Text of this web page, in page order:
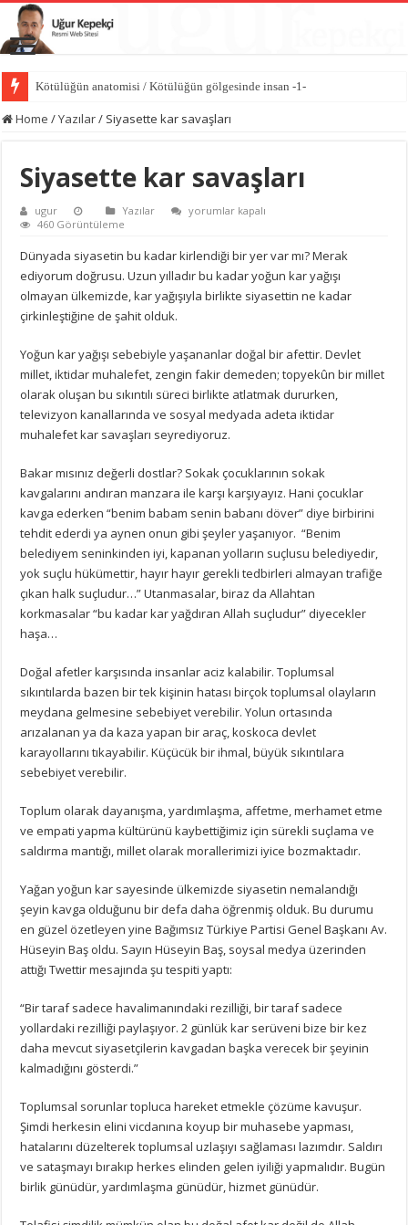
Kötülüğün anatomisi / Kötülüğün gölgesinde insan -1-
Home /Yazılar/ Siyasette kar savaşları
Siyasette kar savaşları
ugur Yazılar
Siyasette
için
yorumlar kapalı
460 Görüntüleme
Dünyada siyasetin bu kadar kirlendiği bir yer var mı? Merak
ediyorum doğrusu. Uzun yılladır bu kadar yoğun kar yağışı
olmayan ülkemizde, kar yağışıyla birlikte siyasettin ne kadar
çirkinleştiğine de şahit olduk.
Yoğun kar yağışı sebebiyle yaşananlar doğal bir afettir. Devlet
millet, iktidar muhalefet, zengin fakir demeden; topyekûn bir millet
olarak oluşan bu sıkıntılı süreci birlikte atlatmak dururken,
televizyon kanallarında ve sosyal medyada adeta iktidar
muhalefet kar savaşları seyrediyoruz.
Bakar mısınız değerli dostlar? Sokak çocuklarının sokak
kavgalarını andıran manzara ile karşı karşıyayız. Hani çocuklar
kavga ederken “benim babam senin babanı döver” diye birbirini
tehdit ederdi ya aynen onun gibi şeyler yaşanıyor. “Benim
belediyem seninkinden iyi, kapanan yolların suçlusu belediyedir,
yok suçlu hükümettir, hayır hayır gerekli tedbirleri almayan trafiğe
çıkan halk suçludur…” Utanmasalar, biraz da Allahtan
korkmasalar “bu kadar kar yağdıran Allah suçludur” diyecekler
haşa…
Doğal afetler karşısında insanlar aciz kalabilir. Toplumsal
sıkıntılarda bazen bir tek kişinin hatası birçok toplumsal olayların
meydana gelmesine sebebiyet verebilir. Yolun ortasında
arızalanan ya da kaza yapan bir araç, koskoca devlet
karayollarını tıkayabilir. Küçücük bir ihmal, büyük sıkıntılara
sebebiyet verebilir.
Toplum olarak dayanışma, yardımlaşma, affetme, merhamet etme
ve empati yapma kültürünü kaybettiğimiz için sürekli suçlama ve
saldırma mantığı, millet olarak morallerimizi iyice bozmaktadır.
Yağan yoğun kar sayesinde ülkemizde siyasetin nemalandığı
şeyin kavga olduğunu bir defa daha öğrenmiş olduk. Bu durumu
en güzel özetleyen yine Bağımsız Türkiye Partisi Genel Başkanı Av.
Hüseyin Baş oldu. Sayın Hüseyin Baş, soysal medya üzerinden
attığı Twettir mesajında şu tespiti yaptı:
“Bir taraf sadece havalimanındaki rezilliği, bir taraf sadece
yollardaki rezilliği paylaşıyor. 2 günlük kar serüveni bize bir kez
daha mevcut siyasetçilerin kavgadan başka verecek bir şeyinin
kalmadığını gösterdi.”
Toplumsal sorunlar topluca hareket etmekle çözüme kavuşur.
Şimdi herkesin elini vicdanına koyup bir muhasebe yapması,
hatalarını düzelterek toplumsal uzlaşıyı sağlaması lazımdır. Saldırı
ve sataşmayı bırakıp herkes elinden gelen iyiliği yapmalıdır. Bugün
birlik günüdür, yardımlaşma günüdür, hizmet günüdür.